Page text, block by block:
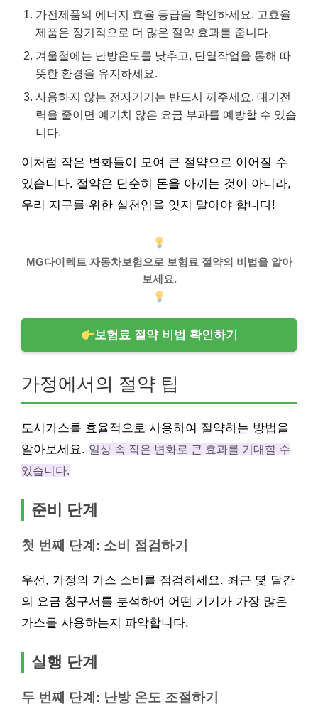
가전제품의 에너지 효율 등급을 확인하세요. 고효율
제품은 장기적으로 더 많은 절약 효과를 줍니다.
겨울철에는 난방온도를 낮추고, 단열작업을 통해 따
뜻한 환경을 유지하세요.
사용하지 않는 전자기기는 반드시 꺼주세요. 대기전
력을 줄이면 예기치 않은 요금 부과를 예방할 수 있습
니다.
이처럼 작은 변화들이 모여 큰 절약으로 이어질 수
있습니다. 절약은 단순히 돈을 아끼는 것이 아니라,
우리 지구를 위한 실천임을 잊지 말아야 합니다!
MG다이렉트 자동차보험으로 보험료 절약의 비법을 알아
보세요.
보험료 절약 비법 확인하기
가정에서의 절약 팁
도시가스를 효율적으로 사용하여 절약하는 방법을
알아보세요. 일상 속 작은 변화로 큰 효과를 기대할 수
있습니다.
준비 단계
첫 번째 단계: 소비 점검하기
우선, 가정의 가스 소비를 점검하세요. 최근 몇 달간
의 요금 청구서를 분석하여 어떤 기기가 가장 많은
가스를 사용하는지 파악합니다.
실행 단계
두 번째 단계: 난방 온도 조절하기